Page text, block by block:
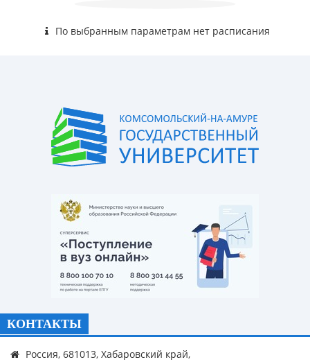
По выбранным параметрам нет расписания
КОНТАКТЫ
Россия, 681013, Хабаровский край,